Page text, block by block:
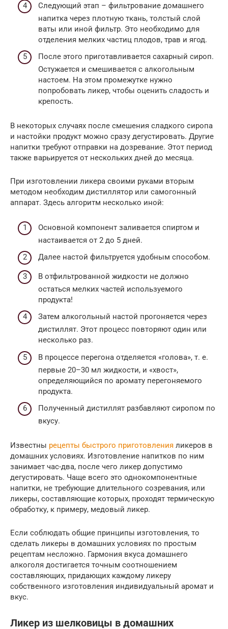
Следующий этап – фильтрование домашнего
напитка через плотную ткань, толстый слой
ваты или иной фильтр. Это необходимо для
отделения мелких частиц плодов, трав и ягод.
После этого приготавливается сахарный сироп.
Остужается и смешивается с алкогольным
настоем. На этом промежутке нужно
попробовать ликер, чтобы оценить сладость и
крепость.
В некоторых случаях после смешения сладкого сиропа
и настойки продукт можно сразу дегустировать. Другие
напитки требуют отправки на дозревание. Этот период
также варьируется от нескольких дней до месяца.
При изготовлении ликера своими руками вторым
методом необходим дистиллятор или самогонный
аппарат. Здесь алгоритм несколько иной:
Основной компонент заливается спиртом и
настаивается от 2 до 5 дней.
Далее настой фильтруется удобным способом.
В отфильтрованной жидкости не должно
остаться мелких частей используемого
продукта!
Затем алкогольный настой прогоняется через
дистиллят. Этот процесс повторяют один или
несколько раз.
В процессе перегона отделяется «голова», т. е.
первые 20–30 мл жидкости, и «хвост»,
определяющийся по аромату перегоняемого
продукта.
Полученный дистиллят разбавляют сиропом по
вкусу.
Известны рецепты быстрого приготовления ликеров в
домашних условиях. Изготовление напитков по ним
занимает час-два, после чего ликер допустимо
дегустировать. Чаще всего это однокомпонентные
напитки, не требующие длительного созревания, или
ликеры, составляющие которых, проходят термическую
обработку, к примеру, медовый ликер.
Если соблюдать общие принципы изготовления, то
сделать ликеры в домашних условиях по простым
рецептам несложно. Гармония вкуса домашнего
алкоголя достигается точным соотношением
составляющих, придающих каждому ликеру
собственного изготовления индивидуальный аромат и
вкус.
Ликер из шелковицы в домашних